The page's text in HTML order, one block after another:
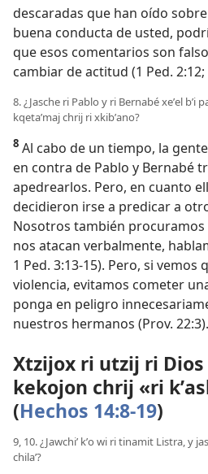
descaradas que han oído
buena conducta de usted,
que esos comentarios son
cambiar de actitud (1 Ped. 2:12;
8. ¿Jasche ri Pablo y ri Bernabé xeʼel bʼi
kqetaʼmaj chrij ri xkibʼano?
8 Al cabo de un tiempo, la
en contra de Pablo y Bernabé
apedrearlos. Pero, en cuanto
decidieron irse a predicar a
Nosotros también
nos atacan verbalmente,
1 Ped. 3:13-15). Pero, si vemos
violencia, evitamos cometer
ponga en peligro
nuestros hermanos (Prov. 22:3).
Xtzijox ri utzij ri
kekojon chrij «ri
(Hechos 14:8-19)
9, 10. ¿Jawchiʼ kʼo wi ri tinamit Listra, y
chilaʼ?